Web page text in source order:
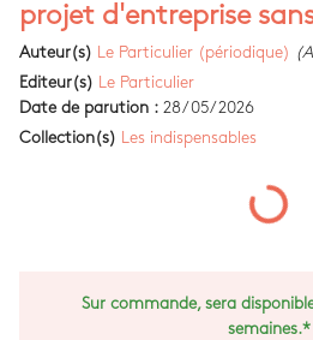
projet d'entreprise
Auteur(s) Le Particulier (périodique)
Editeur(s)
Le Particulier
Date de parution : 28/05/2026
Collection(s)
Les indispensables
Sur commande, sera
semaines.*